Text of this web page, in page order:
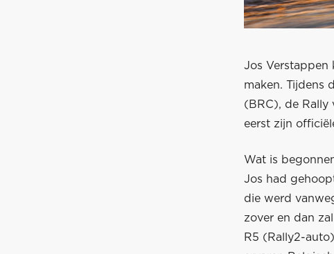
Jos Verstappen
maken. Tijdens
(BRC), de Rally
eerst zijn
Wat is
Jos had
die werd
zover en dan
R5 (Rally2-